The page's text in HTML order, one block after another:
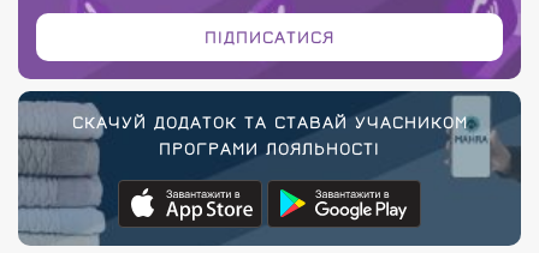
ПІДПИСАТИСЯ
СКАЧУЙ ДОДАТОК ТА СТАВАЙ УЧАСНИКОМ
ПРОГРАМИ ЛОЯЛЬНОСТІ